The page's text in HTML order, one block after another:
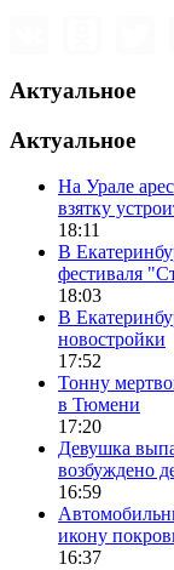
Актуальное
Актуальное
На Урале
взятку
18:11
В
фестиваля
18:03
В
новостройки
17:52
Тонну
в Тюмени
17:20
Девушка
возбуждено
16:59
икону
16:37